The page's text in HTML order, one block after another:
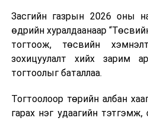
Засгийн газрын 2026 оны
өдрийн хуралдаанаар
тогтоож, төсвийн
зохицуулалт хийх зарим
тогтоолыг баталлаа.
Тогтоолоор төрийн албан
гарах нэг удаагийн